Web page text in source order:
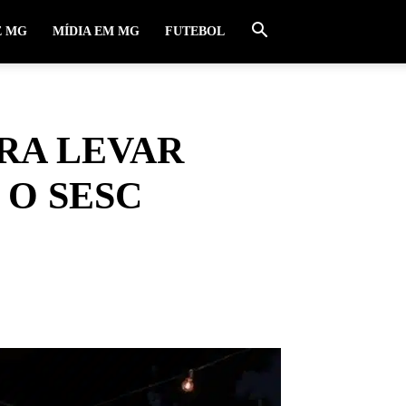
MG MÍDIA EM MG FUTEBOL
LEVAR
SESC